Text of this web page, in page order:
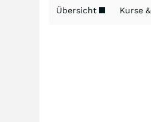
Übersicht Kurse